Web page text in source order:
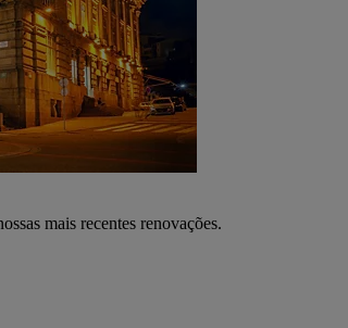
mais recentes renovações.